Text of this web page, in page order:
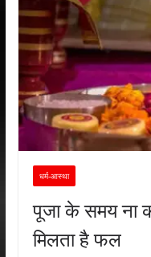
धर्म-आस्था
पूजा के समय ना
मिलता है फल